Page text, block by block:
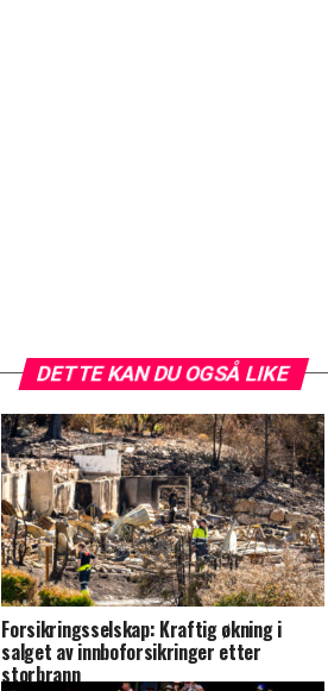
DETTE KAN DU OGSÅ LIKE
Forsikringsselskap: Kraftig økning i
salget av innboforsikringer etter
storbrann